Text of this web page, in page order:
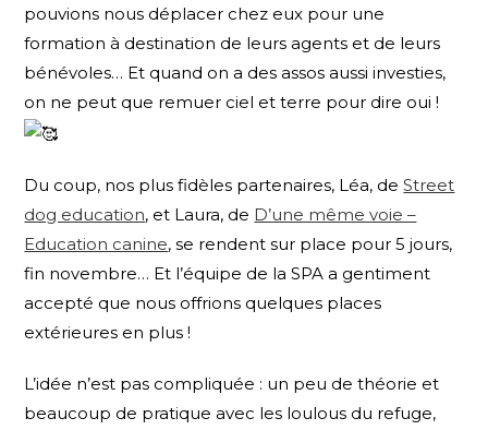
pouvions nous déplacer chez eux pour une
formation à destination de leurs agents et de leurs
bénévoles… Et quand on a des assos aussi investies,
on ne peut que remuer ciel et terre pour dire oui !
Du coup, nos plus fidèles partenaires, Léa, deStreet
dog education, et Laura, de D’une même voie –
Education canine, se rendent sur place pour 5 jours,
fin novembre… Et l’équipe de la SPA a gentiment
accepté que nous offrions quelques places
extérieures en plus !
L’idée n’est pas compliquée : un peu de théorie et
beaucoup de pratique avec les loulous du refuge,